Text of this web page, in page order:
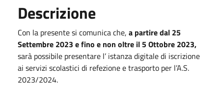
Descrizione
Con la presente si comunica che, a partire dal 25
Settembre 2023 e fino e non oltre il 5 Ottobre 2023,
sarà possibile presentare l’ istanza digitale di iscrizione
ai servizi scolastici di refezione e trasporto per l’A.S.
2023/2024.